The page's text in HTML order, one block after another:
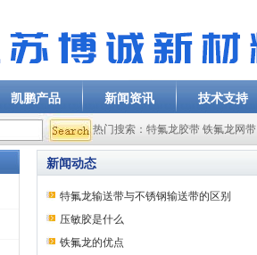
凯鹏产品 新闻资讯 技术支持
热门搜索：特氟龙胶带 铁氟龙网带
新闻动态
特氟龙输送带与不锈钢输送带的区别
压敏胶是什么
铁氟龙的优点